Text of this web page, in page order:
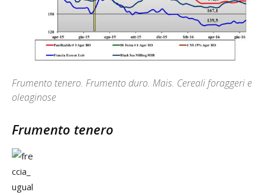
Frumento tenero. Frumento duro. Mais. Cereali foraggeri e
oleaginose
Frumento tenero